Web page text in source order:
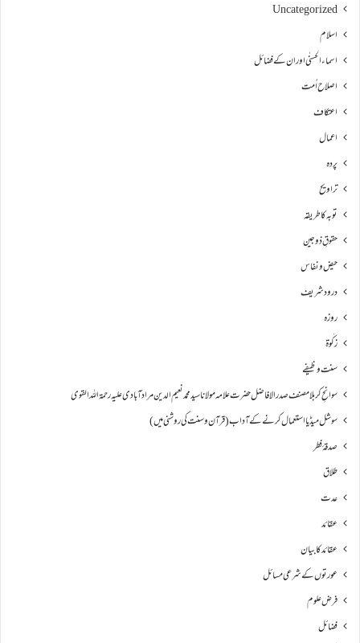
Uncategorized
اسلام
اسماءالحسنٰی اور ان کے فضائل
اصلاح اُمت
اعتکاف
اعمال
پردہ
تراویح
توبہ کا طریقہ
حقوقِ ذوجین
حیض و نفاس
درود شریف
روزہ
زکٰوۃ
سنت وظیفے
سوانحِ كربلا مصنف صدر الافاضل حضرت علامہ مولانا سید محمد نعیم الدین مراد آبادی علیہ رحمۃ اللہ القوی
سوشل میڈیا استعمال کرنے کے آداب (قرآن و سنت کی روشنی میں)
صدقۂ فطر
طلاق
عدت
عقائد
عقائد کا بیان
عورتوں کے شرعی مسائل
فرض علوم
فضائل